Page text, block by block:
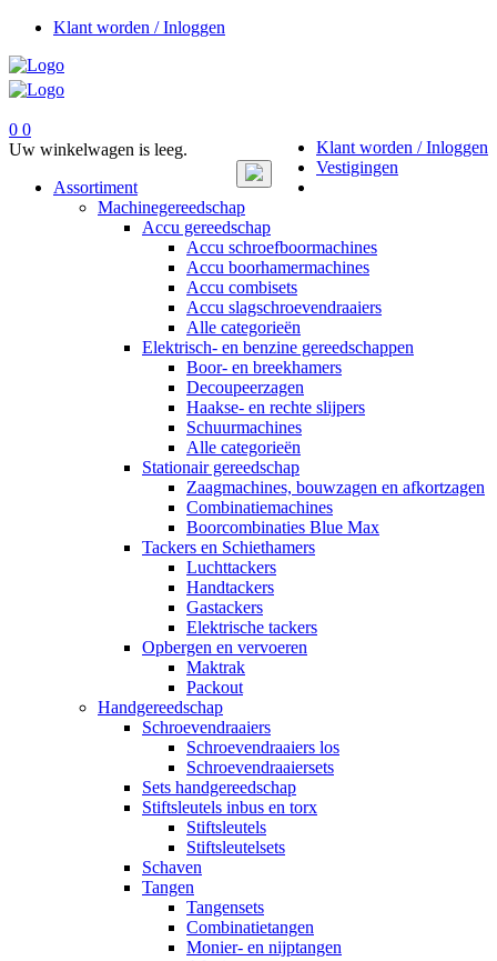
Klant worden / Inloggen
Klant worden / Inloggen
Vestigingen
0 0
Uw winkelwagen is leeg.
Toggle
navigation
Assortiment
Machinegereedschap
Accu gereedschap
Accu schroefboormachines
Accu boorhamermachines
Accu combisets
Accu slagschroevendraaiers
Alle categorieën
Elektrisch- en benzine gereedschappen
Boor- en breekhamers
Decoupeerzagen
Haakse- en rechte slijpers
Schuurmachines
Alle categorieën
Stationair gereedschap
Zaagmachines, bouwzagen en afkortzagen
Combinatiemachines
Boorcombinaties Blue Max
Tackers en Schiethamers
Luchttackers
Handtackers
Gastackers
Elektrische tackers
Opbergen en vervoeren
Maktrak
Packout
Handgereedschap
Schroevendraaiers
Schroevendraaiers los
Schroevendraaiersets
Sets handgereedschap
Stiftsleutels inbus en torx
Stiftsleutels
Stiftsleutelsets
Schaven
Tangen
Tangensets
Combinatietangen
Monier- en nijptangen